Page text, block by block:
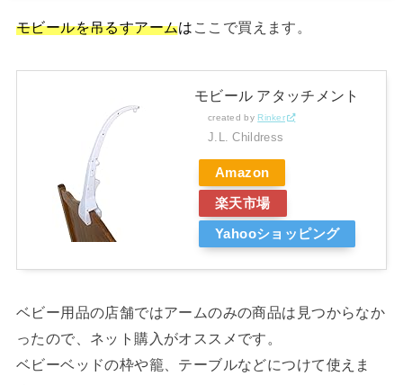
モビールを吊るすアームは ここで買えます。
モビール アタッチメント
created by Rinker
J.L. Childress
Amazon
楽天市場
Yahooショッピング
ベビー用品の店舗ではアームのみの商品は見つからなか
ったので、ネット購入がオススメです。
ベビーベッドの枠や籠、テーブルなどにつけて使えま